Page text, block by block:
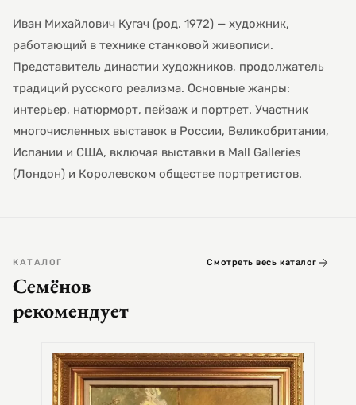
Иван Михайлович Кугач (род. 1972) — художник,
работающий в технике станковой живописи.
Представитель династии художников, продолжатель
традиций русского реализма. Основные жанры:
интерьер, натюрморт, пейзаж и портрет. Участник
многочисленных выставок в России, Великобритании,
Испании и США, включая выставки в Mall Galleries
(Лондон) и Королевском обществе портретистов.
КАТАЛОГ
Семёнов
рекомендует
Смотреть весь каталог